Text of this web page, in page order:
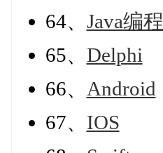
64、 Java编程
65、 Delphi
66、 Android
67、 IOS